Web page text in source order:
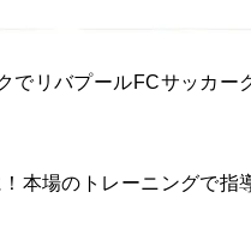
リバプールFCサッカー
本場のトレーニングで指